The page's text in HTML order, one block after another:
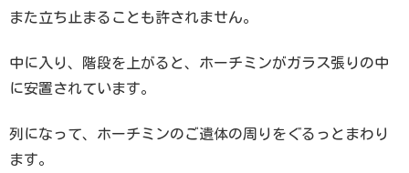
また立ち止まることも許されません。
中に入り、階段を上がると、ホーチミンがガラス張りの中
に安置されています。
列になって、ホーチミンのご遺体の周りをぐるっとまわり
ます。